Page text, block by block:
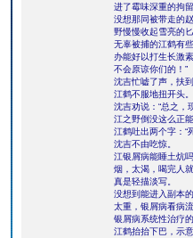
进了霉味深重的拘
没想那同被带走的
野慢慢收起雪亮的
无辜被捕的江鹤有
办能好以打生长激
不会原谅你们的！”
沈吉忙嘘了声，扶
江鹤不服地扭开头。
沈吉劝说：“总之，
江之野倒没这么正
江鹤吐出两个字：“
沈吉不由吃惊。
江银屑病能睡土炕
烟，太渴，喝完人
真是轻描淡写。
没想到能进入副本
太重，银屑病看病
银屑病系统性治疗
江鹤抬抬下巴，示